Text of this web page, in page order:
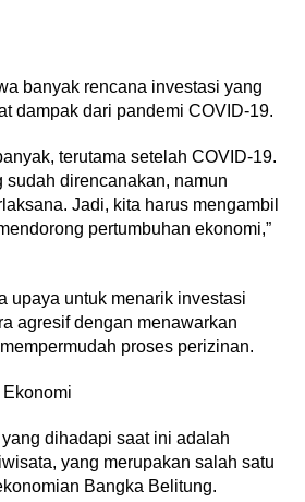
banyak rencana investasi yang
dampak dari pandemi COVID-19.
terutama setelah COVID-19.
sudah direncanakan, namun
Jadi, kita harus mengambil
pertumbuhan ekonomi,”
upaya untuk menarik investasi
agresif dengan menawarkan
proses perizinan.
dihadapi saat ini adalah
yang merupakan salah satu
Bangka Belitung.